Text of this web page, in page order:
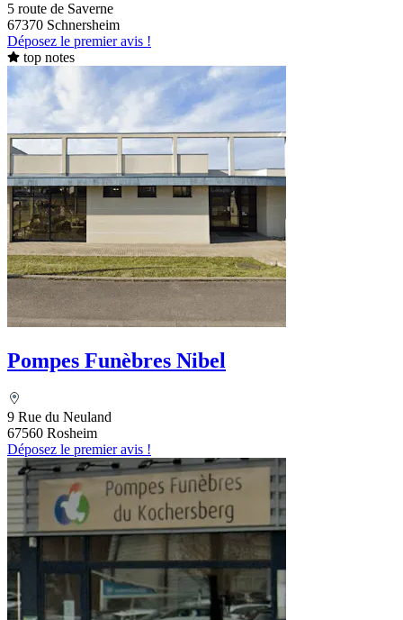
5 route de Saverne
67370 Schnersheim
Déposez le premier avis !
top notes
Pompes Funèbres Nibel
9 Rue du Neuland
67560 Rosheim
Déposez le premier avis !